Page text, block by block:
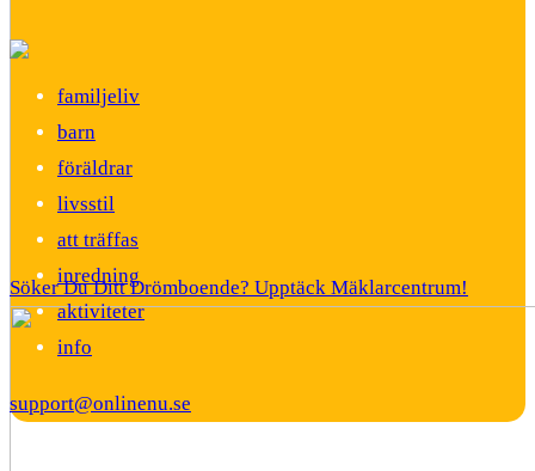
Söker Du Ditt Drömboende? Upptäck Mäklarcentrum!
familjeliv
barn
föräldrar
livsstil
att träffas
inredning
aktiviteter
info
support@onlinenu.se